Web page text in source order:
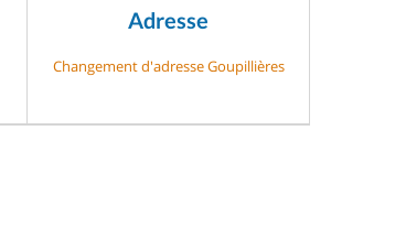
Adresse
Changement d'adresse Goupillières